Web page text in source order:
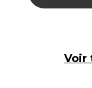
Voir